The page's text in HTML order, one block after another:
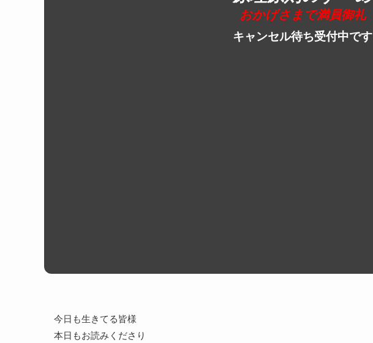
おかげさまで満員御礼
キャンセル待ち受付中です
今日も生きてる皆様
本日もお読みくださり